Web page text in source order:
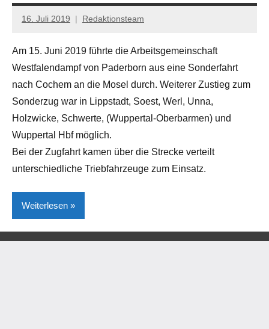
16. Juli 2019 Redaktionsteam
Am 15. Juni 2019 führte die Arbeitsgemeinschaft
Westfalendampf von Paderborn aus eine Sonderfahrt
nach Cochem an die Mosel durch. Weiterer Zustieg zum
Sonderzug war in Lippstadt, Soest, Werl, Unna,
Holzwicke, Schwerte, (Wuppertal-Oberbarmen) und
Wuppertal Hbf möglich.
Bei der Zugfahrt kamen über die Strecke verteilt
unterschiedliche Triebfahrzeuge zum Einsatz.
Weiterlesen
Kreis